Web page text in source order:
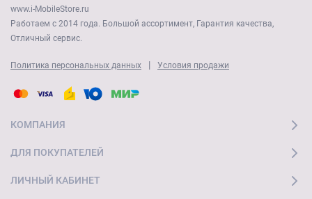
www.i-MobileStore.ru
Работаем с 2014 года. Большой ассортимент, Гарантия качества,
Отличный сервис.
Политика персональных данных | Условия продажи
КОМПАНИЯ
ДЛЯ ПОКУПАТЕЛЕЙ
ЛИЧНЫЙ КАБИНЕТ